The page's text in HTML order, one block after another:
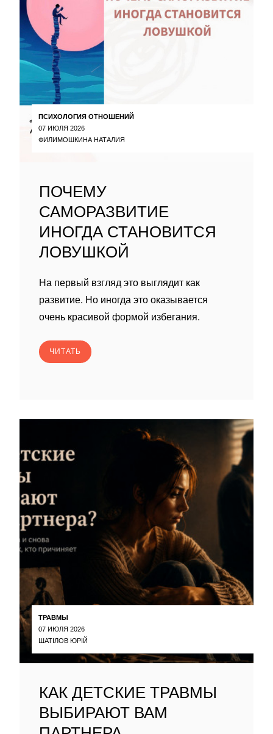
ПСИХОЛОГИЯ ОТНОШЕНИЙ
07 ИЮЛЯ 2026
ФИЛИМОШКИНА НАТАЛИЯ
ПОЧЕМУ
САМОРАЗВИТИЕ
ИНОГДА СТАНОВИТСЯ
ЛОВУШКОЙ
На первый взгляд это выглядит как
развитие. Но иногда это оказывается
очень красивой формой избегания.
ЧИТАТЬ
ТРАВМЫ
07 ИЮЛЯ 2026
ШАТІЛОВ ЮРІЙ
КАК ДЕТСКИЕ ТРАВМЫ
ВЫБИРАЮТ ВАМ